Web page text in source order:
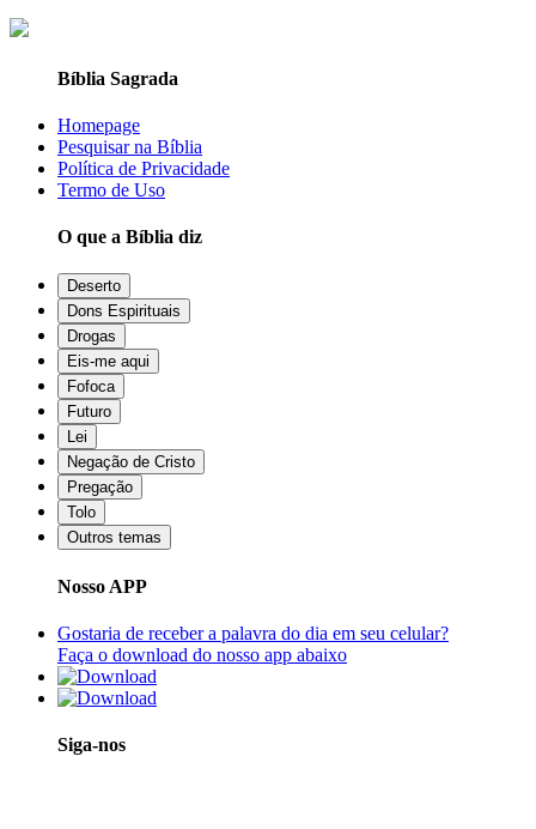
Bíblia Sagrada
Homepage
Pesquisar na Bíblia
Política de Privacidade
Termo de Uso
O que a Bíblia diz
Deserto
Dons Espirituais
Drogas
Eis-me aqui
Fofoca
Futuro
Lei
Negação de Cristo
Pregação
Tolo
Outros temas
Nosso APP
Gostaria de receber a palavra do dia em seu celular?
Faça o download do nosso app abaixo
Siga-nos